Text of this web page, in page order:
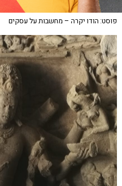
פוסט: הודו יקרה – מחשבות על עסקים